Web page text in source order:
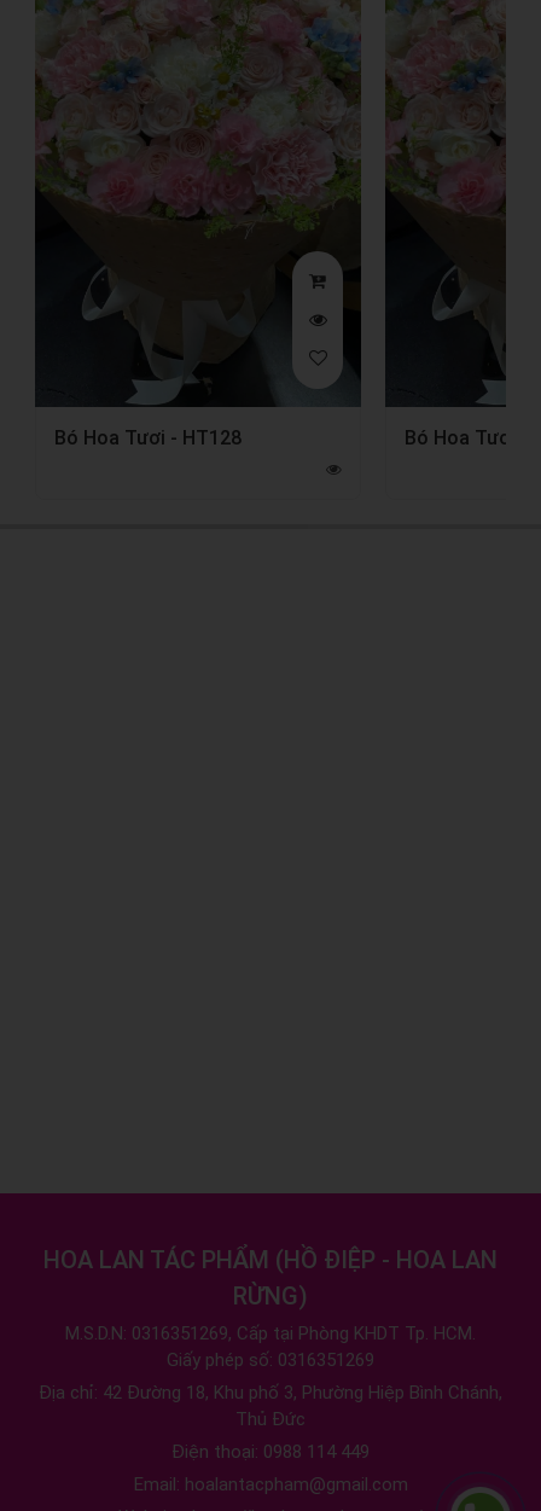
Bó Hoa Tươi - HT128 Bó Hoa Tươi -
HOA LAN TÁC PHẨM (HỒ ĐIỆP - HOA LAN
RỪNG)
M.S.D.N: 0316351269, Cấp tại Phòng KHDT Tp. HCM.
Giấy phép số: 0316351269
Địa chỉ: 42 Đường 18, Khu phố 3, Phường Hiệp Bình Chánh,
Thủ Đức
Điện thoại: 0988 114 449
Email: hoalantacpham@gmail.com